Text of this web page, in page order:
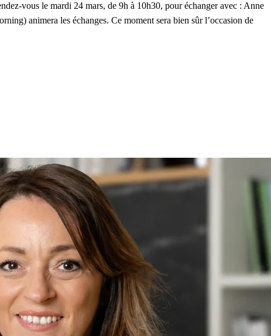
vous le mardi 24 mars, de 9h à 10h30, pour échanger avec : Anne
animera les échanges. Ce moment sera bien sûr l’occasion de